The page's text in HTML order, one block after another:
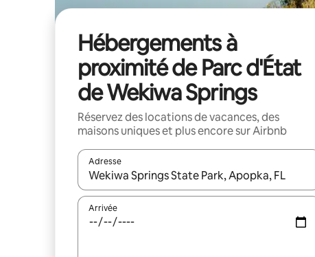
Hébergements à
proximité de Parc d'État
de Wekiwa Springs
Réservez des locations de vacances, des
maisons uniques et plus encore sur Airbnb
Adresse
Lorsque les résultats s'affichent, utilisez les
Arrivée